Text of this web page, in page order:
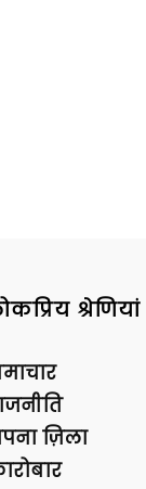
श्रेणियां
ज़िला